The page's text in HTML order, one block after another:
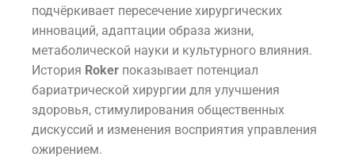
подчёркивает пересечение хирургических
инноваций, адаптации образа жизни,
метаболической науки и культурного влияния.
История Roker показывает потенциал
бариатрической хирургии для улучшения
здоровья, стимулирования общественных
дискуссий и изменения восприятия управления
ожирением.